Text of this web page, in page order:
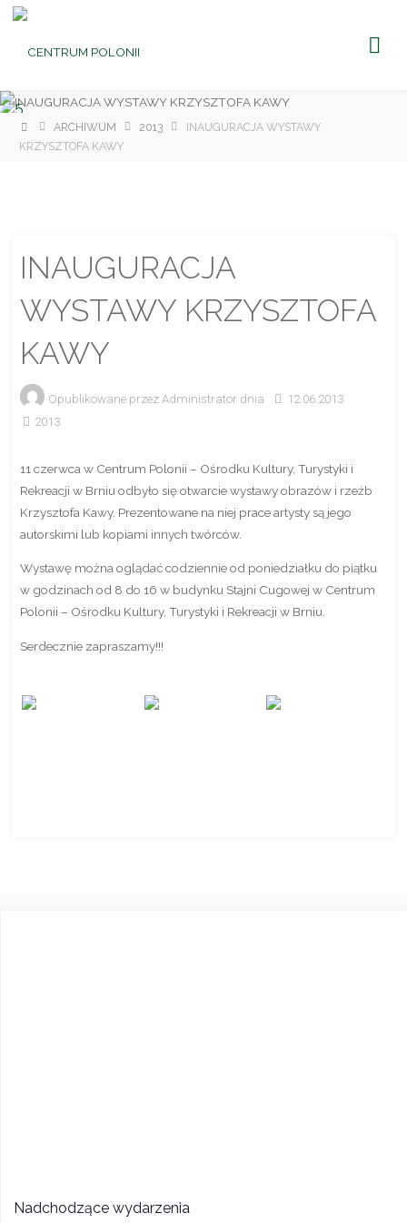
Rekreacji
Strona
główna
ARCHIWUM 2013
INAUGURACJA WYSTAWY
KRZYSZTOFA KAWY
INAUGURACJA
WYSTAWY KRZYSZTOFA
KAWY
Opublikowane przez Administrator dnia
12.06.2013
2013
11 czerwca w Centrum Polonii – Ośrodku Kultury, Turystyki i
Rekreacji w Brniu odbyło się otwarcie wystawy obrazów i rzeźb
Krzysztofa Kawy. Prezentowane na niej prace artysty są jego
autorskimi lub kopiami innych twórców.
Wystawę można oglądać codziennie od poniedziałku do piątku
w godzinach od 8 do 16 w budynku Stajni Cugowej w Centrum
Polonii – Ośrodku Kultury, Turystyki i Rekreacji w Brniu.
Serdecznie zapraszamy!!!
Nadchodzące wydarzenia